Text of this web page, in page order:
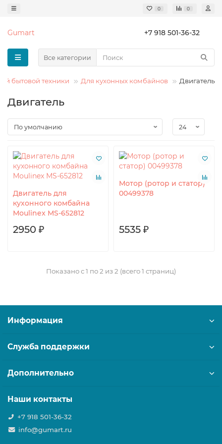
0 0
Gumart +7 918 501-36-32
Все категории
бытовой техники Для кухонных комбайнов Двигатель
Двигатель
Двигатель для
кухонного комбайна
Moulinex MS-652812
2950 ₽
Мотор (ротор и статор)
00499378
5535 ₽
Показано с 1 по 2 из 2 (всего 1 страниц)
Информация
Служба поддержки
Дополнительно
Наши контакты
+7 918 501-36-32
info@gumart.ru